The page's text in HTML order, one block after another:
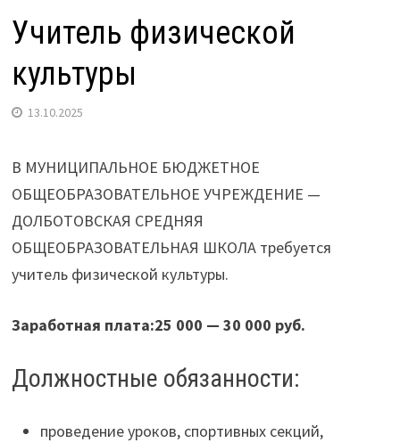
Учитель физической
культуры
13.10.2025
В МУНИЦИПАЛЬНОЕ БЮДЖЕТНОЕ
ОБЩЕОБРАЗОВАТЕЛЬНОЕ УЧРЕЖДЕНИЕ —
ДОЛБОТОВСКАЯ СРЕДНЯЯ
ОБЩЕОБРАЗОВАТЕЛЬНАЯ ШКОЛА требуется
учитель физической культуры.
Заработная плата:25 000 — 30 000 руб.
Должностные обязанности:
проведение уроков, спортивных секций,